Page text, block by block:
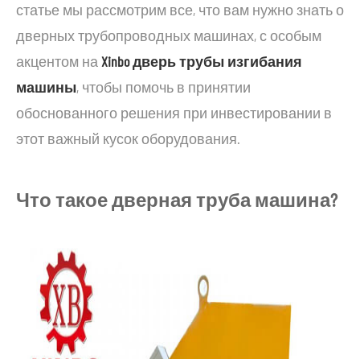
статье мы рассмотрим все, что вам нужно знать о
дверных трубопроводных машинах, с особым
акцентом на Xinbo дверь трубы изгибания
машины, чтобы помочь в принятии
обоснованного решения при инвестировании в
этот важный кусок оборудования.
Что такое дверная труба машина?